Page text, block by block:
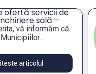
ofertă servicii de
sală –
vă informăm că
articolul